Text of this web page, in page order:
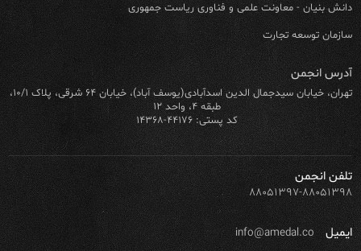
دانش بنیان - معاونت علمی و فناوری ریاست جمهوری
سازمان توسعه تجارت
آدرس انجمن
تهران، خیابان سیدجمال الدین اسدآبادی(یوسف آباد)، خیابان ۶۴ شرقی، پلاک ۱۰/۱،
طبقه ۴، واحد ۱۲
کد پستی: ۴۴۱۷۶-۱۴۳۶۸
تلفن انجمن
۸۸۰۵۱۳۹۷-۸۸۰۵۱۳۹۸
ایمیل info@amedal.co